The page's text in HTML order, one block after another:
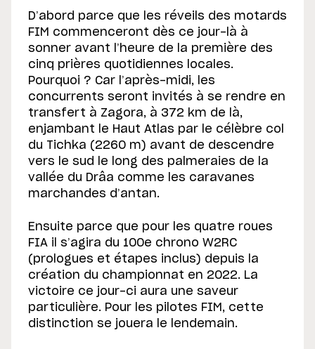
D’abord parce que les réveils des motards
FIM commenceront dès ce jour-là à
sonner avant l’heure de la première des
cinq prières quotidiennes locales.
Pourquoi ? Car l’après-midi, les
concurrents seront invités à se rendre en
transfert à Zagora, à 372 km de là,
enjambant le Haut Atlas par le célèbre col
du Tichka (2260 m) avant de descendre
vers le sud le long des palmeraies de la
vallée du Drâa comme les caravanes
marchandes d’antan.
Ensuite parce que pour les quatre roues
FIA il s’agira du 100e chrono W2RC
(prologues et étapes inclus) depuis la
création du championnat en 2022. La
victoire ce jour-ci aura une saveur
particulière. Pour les pilotes FIM, cette
distinction se jouera le lendemain.